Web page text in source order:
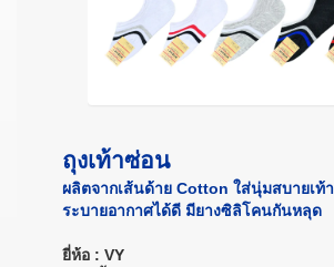
ถุงเท้าซ่อน
ผลิตจากเส้นด้าย Cotton ใส่นุ่มสบายเท้า
ระบายอากาศได้ดี มียางซิลิโคนกันหลุด
ยี่ห้อ : VY